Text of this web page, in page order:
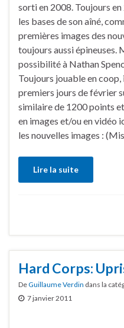
sorti en 2008. Toujours
les bases de son aîné,
premières images des
toujours aussi épineuses.
possibilité à Nathan
Toujours jouable en
premiers jours de février
similaire de 1200 points
en images et/ou en vidéo
les nouvelles images :
Lire la suite
Hard Corps:
DeGuillaume Verdin dans la
7 janvier 2011